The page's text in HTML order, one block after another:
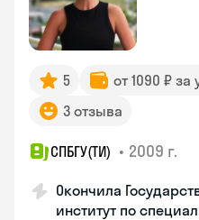
5 от 1090 ₽ за
3 отзыва
СПБГУ(ТИ) • 2009 г.
Окончила
институт по